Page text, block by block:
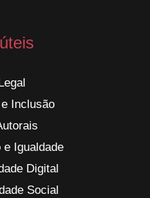
Inclusão
e Igualdade
Digital
Social